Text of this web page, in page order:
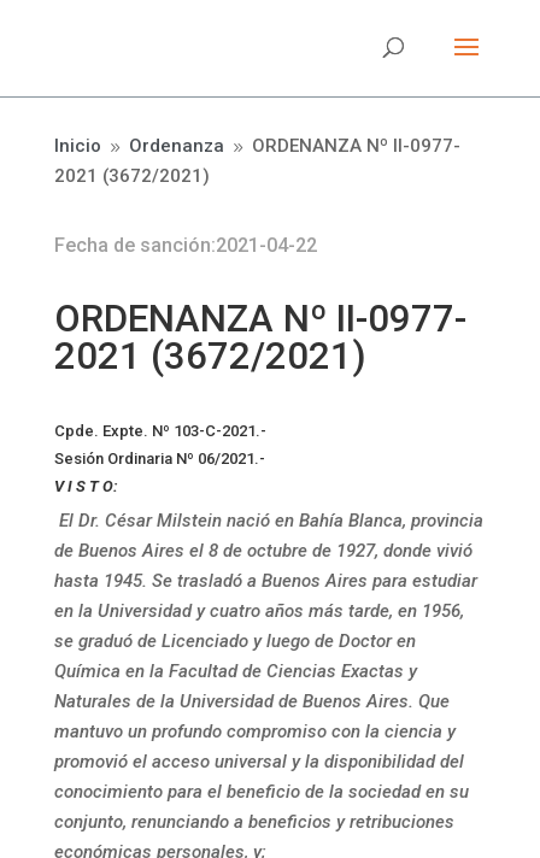
Inicio 9 Ordenanza 9 ORDENANZA Nº II-0977-
2021 (3672/2021)
Fecha de sanción:2021-04-22
ORDENANZA Nº II-0977-
2021 (3672/2021)
Cpde. Expte. Nº 103-C-2021.-
Sesión Ordinaria Nº 06/2021.-
V I S T O:
El Dr. César Milstein nació en Bahía Blanca, provincia
de Buenos Aires el 8 de octubre de 1927, donde vivió
hasta 1945. Se trasladó a Buenos Aires para estudiar
en la Universidad y cuatro años más tarde, en 1956,
se graduó de Licenciado y luego de Doctor en
Química en la Facultad de Ciencias Exactas y
Naturales de la Universidad de Buenos Aires. Que
mantuvo un profundo compromiso con la ciencia y
promovió el acceso universal y la disponibilidad del
conocimiento para el beneficio de la sociedad en su
conjunto, renunciando a beneficios y retribuciones
económicas personales, y;